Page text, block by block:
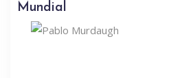
Mundial